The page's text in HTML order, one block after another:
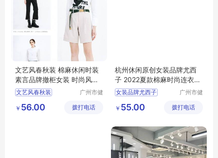
文艺风春秋装 棉麻休闲时装
素言品牌撤柜女装 时尚风衣
连衣裙走份
文艺风春秋装
素言品牌撤柜女装
广州市健
限公司
￥ 56.00 拨打电话
杭州休闲原创女装品牌尤西
子 2022夏款棉麻时尚连衣裙
广州尾货库存
女装品牌尤西子
杭州休闲原创
广州市健
限公司
￥ 55.00 拨打电话